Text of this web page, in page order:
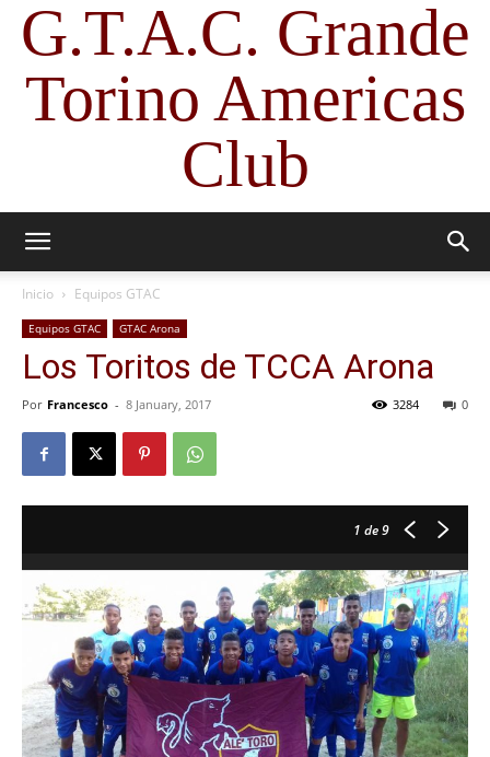
G.T.A.C. Grande
Torino Americas
Club
Inicio Equipos GTAC
Equipos GTAC GTAC Arona
Los Toritos de TCCA Arona
Por Francesco - 8 January, 2017 0
3284
1 de 9